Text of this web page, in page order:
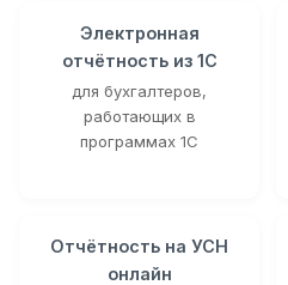
Электронная
отчётность из 1С
для бухгалтеров,
работающих в
программах 1С
Отчётность на УСН
онлайн